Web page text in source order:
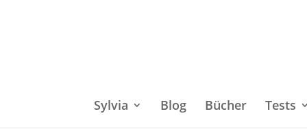
Sylvia Blog Bücher Tests